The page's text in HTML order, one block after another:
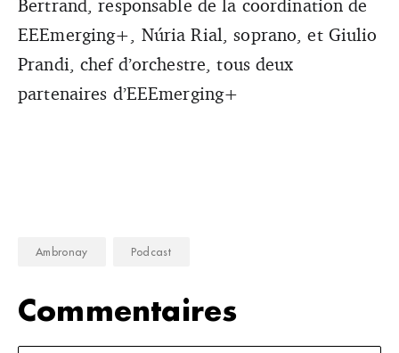
Bertrand, responsable de la coordination de
EEEmerging+, Núria Rial, soprano, et Giulio
Prandi, chef d’orchestre, tous deux
partenaires d’EEEmerging+
Ambronay Podcast
Commentaires